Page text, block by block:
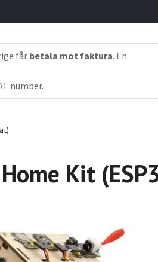
får betala mot faktura. En
number.
Kit